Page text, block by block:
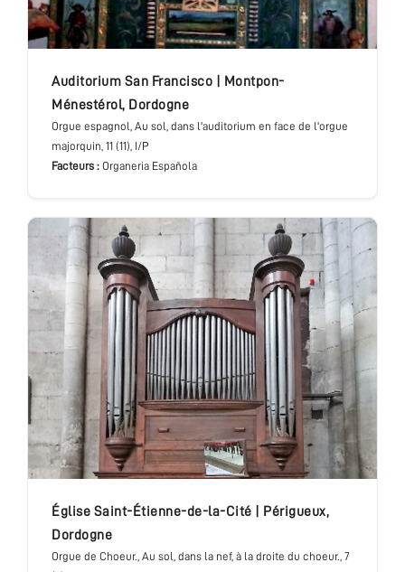
Auditorium San Francisco
Montpon-
Ménestérol, Dordogne
Orgue espagnol , Au sol, dans l'auditorium en face de l'orgue
majorquin, 11 (11), I/P
Facteurs : Organeria Española
église Saint-Étienne-de-la-Cité Périgueux,
Dordogne
Orgue de Choeur., Au sol, dans la nef, à la droite du choeur., 7